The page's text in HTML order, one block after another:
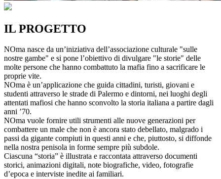
IL PROGETTO
NOma nasce da un’iniziativa dell’associazione culturale "sulle
nostre gambe" e si pone l’obiettivo di divulgare "le storie" delle
molte persone che hanno combattuto la mafia fino a sacrificare le
proprie vite.
NOma è un’applicazione che guida cittadini, turisti, giovani e
studenti attraverso le strade di Palermo e dintorni, nei luoghi degli
attentati mafiosi che hanno sconvolto la storia italiana a partire dagli
anni ’70.
NOma vuole fornire utili strumenti alle nuove generazioni per
combattere un male che non è ancora stato debellato, malgrado i
passi da gigante compiuti in questi anni e che, piuttosto, si diffonde
nella nostra penisola in forme sempre più subdole.
Ciascuna “storia” è illustrata e raccontata attraverso documenti
storici, animazioni digitali, note biografiche, video, fotografie
d’epoca e interviste inedite ai familiari.